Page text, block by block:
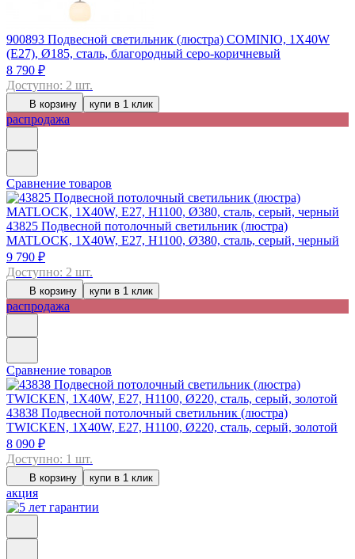
900893 Подвесной светильник (люстра) COMINIO, 1X40W
(E27), Ø185, сталь, благородный серо-коричневый
8 790 ₽
Доступно: 2 шт.
В корзину купи в 1 клик
распродажа
Сравнение товаров
43825 Подвесной потолочный светильник (люстра)
MATLOCK, 1Х40W, E27, H1100, Ø380, сталь, серый, черный
9 790 ₽
Доступно: 2 шт.
В корзину купи в 1 клик
распродажа
Сравнение товаров
43838 Подвесной потолочный светильник (люстра)
TWICKEN, 1Х40W, E27, H1100, Ø220, сталь, серый, золотой
8 090 ₽
Доступно: 1 шт.
В корзину купи в 1 клик
акция